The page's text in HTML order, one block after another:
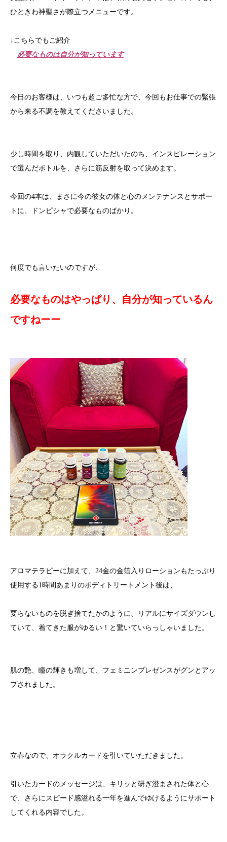
ひときわ神聖さが際立つメニューです。
↓こちらでもご紹介
必要なものは自分が知っています
今日のお客様は、いつも超ご多忙な方で、今回もお仕事での緊張
から来る不調を教えてくださいました。
少し時間を取り、内観していただいたのち、インスピレーション
で選んだボトルを、さらに筋反射を取って決めます。
今回の4本は、まさに今の彼女の体と心のメンテナンスとサポー
トに、ドンピシャで必要なものばかり。
何度でも言いたいのですが、
必要なものはやっぱり、自分が知っているん
ですねーー
アロマテラピーに加えて、24金の金箔入りローションもたっぷり
使用する1時間あまりのボディトリートメント後は、
要らないものを脱ぎ捨てたかのように、リアルにサイズダウンし
ていて、着てきた服がゆるい！と驚いていらっしゃいました。
肌の艶、瞳の輝きも増して、フェミニンプレゼンスがグンとアッ
プされました。
立春なので、オラクルカードを引いていただきました。
引いたカードのメッセージは、キリッと研ぎ澄まされた体と心
で、さらにスピード感溢れる一年を進んでゆけるようにサポート
してくれる内容でした。